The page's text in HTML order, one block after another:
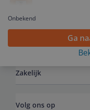
Onbekend
Ga
Zakelijk
Volg ons op